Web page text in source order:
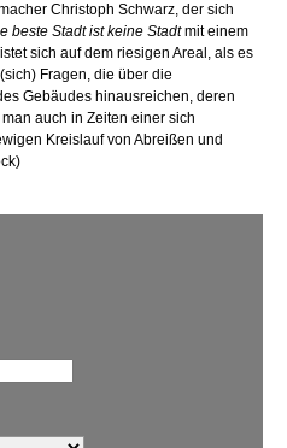
Christoph Schwarz, der sich
beste Stadt ist keine Stadtmit einem
sich auf dem riesigen Areal, als es
Fragen, die über die
Gebäudes hinausreichen, deren
auch in Zeiten einer sich
Kreislauf von Abreißen und